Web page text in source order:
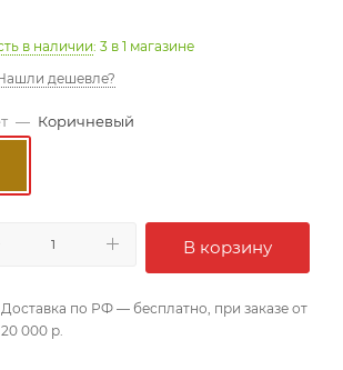
в наличии: 3 в 1 магазине
дешевле?
— Коричневый
В корзину
Доставка по РФ — бесплатно, при заказе от
20 000 р.